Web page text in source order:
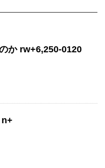
か rw+6,250-0120